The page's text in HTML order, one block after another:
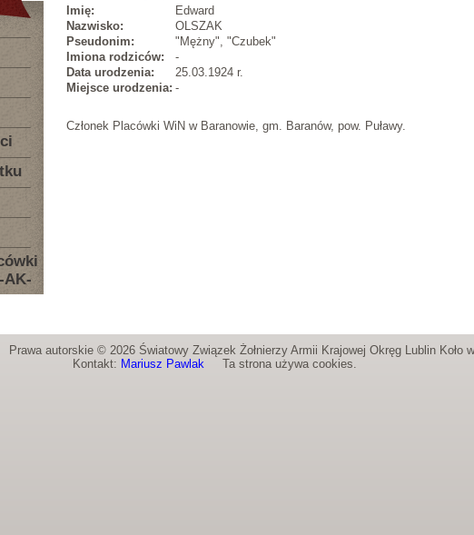
AK-
Imię:
Edward
Nazwisko:
OLSZAK
Pseudonim:
"Mężny", "Czubek"
Imiona rodziców:
-
Data urodzenia:
25.03.1924 r.
Miejsce urodzenia: -
Członek Placówki WiN w Baranowie, gm. Baranów, pow. Puławy.
Prawa autorskie © 2026 Światowy Związek Żołnierzy Armii Krajowej Okręg Lublin Koło
Kontakt: Mariusz PawlakTa strona używa cookies.